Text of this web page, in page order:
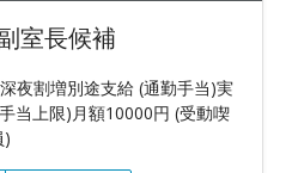
室長候補
夜割増別途支給 (通勤手当)実
当上限)月額10000円 (受動喫
)